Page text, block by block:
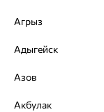
Агрыз
Адыгейск
Азов
Акбулак